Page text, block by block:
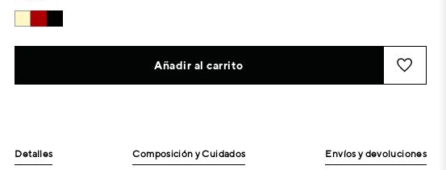
Añadir al carrito
Detalles Composición y Cuidados Envíos y devoluciones